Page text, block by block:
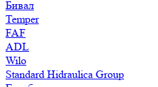
Бивал
Temper
FAF
ADL
Wilo
Standard Hidraulica Group